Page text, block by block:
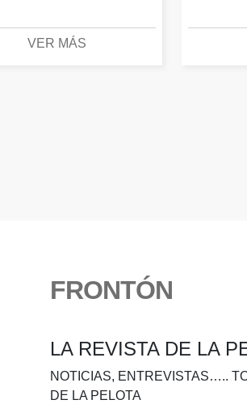
VER MÁS
FRONTÓN
LA REVISTA DE LA
NOTICIAS, ENTREVISTAS…..
DE LA PELOTA